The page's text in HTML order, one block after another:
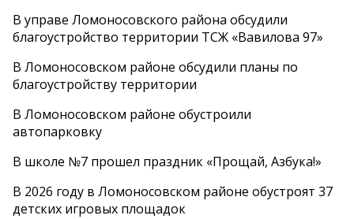
В управе Ломоносовского района обсудили
благоустройство территории ТСЖ «Вавилова 97»
В Ломоносовском районе обсудили планы по
благоустройству территории
В Ломоносовском районе обустроили
автопарковку
В школе №7 прошел праздник «Прощай, Азбука!»
В 2026 году в Ломоносовском районе обустроят 37
детских игровых площадок